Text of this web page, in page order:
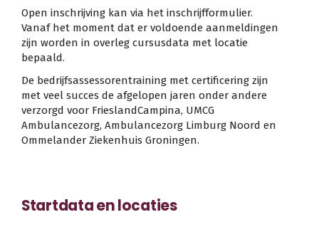
Open inschrijving kan via het inschrijfformulier.
Vanaf het moment dat er voldoende aanmeldingen
zijn worden in overleg cursusdata met locatie
bepaald.
De bedrijfsassessorentraining met certificering zijn
met veel succes de afgelopen jaren onder andere
verzorgd voor FrieslandCampina, UMCG
Ambulancezorg, Ambulancezorg Limburg Noord en
Ommelander Ziekenhuis Groningen.
Startdata en locaties